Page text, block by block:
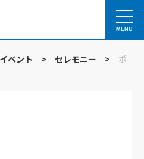
MENU
イベント > セレモニー >
ポ